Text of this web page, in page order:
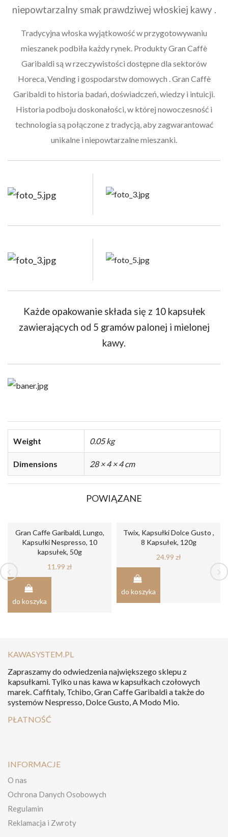
niepowtarzalny smak prawdziwej włoskiej kawy .
Tradycyjna włoska wyjątkowość w przygotowywaniu
mieszanek podbiła każdy rynek. Produkty Gran Caffè
Garibaldi są w rzeczywistości dostępne dla sektorów
Horeca, Vending i gospodarstw domowych . Gran Caffè
Garibaldi to historia badań, doświadczeń, wiedzy i intuicji.
Historia podboju doskonałości, w której nowoczesność i
technologia są połączone z tradycją, aby zagwarantować
unikalne i niepowtarzalne mieszanki.
Każde opakowanie składa się z 10 kapsułek
zawierających od 5 gramów palonej i mielonej
kawy.
Weight 0.05 kg
Dimensions 28 × 4 × 4 cm
POWIĄZANE
Gran Caffe Garibaldi, Lungo,
Kapsułki Nespresso, 10
kapsułek, 50g
11.99 zł
do koszyka
Twix, Kapsułki Dolce Gusto ,
8 Kapsułek, 120g
24.99 zł
do koszyka
KAWASYSTEM.PL
Zapraszamy do odwiedzenia największego sklepu z
kapsułkami. Tylko u nas kawa w kapsułkach czołowych
marek. Caffitaly, Tchibo, Gran Caffe Garibaldi a także do
systemów Nespresso, Dolce Gusto, A Modo Mio.
PŁATNOŚĆ
INFORMACJE
O nas
Ochrona Danych Osobowych
Regulamin
Reklamacja i Zwroty